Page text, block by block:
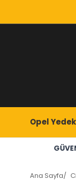
Opel
Ana Sayfa/